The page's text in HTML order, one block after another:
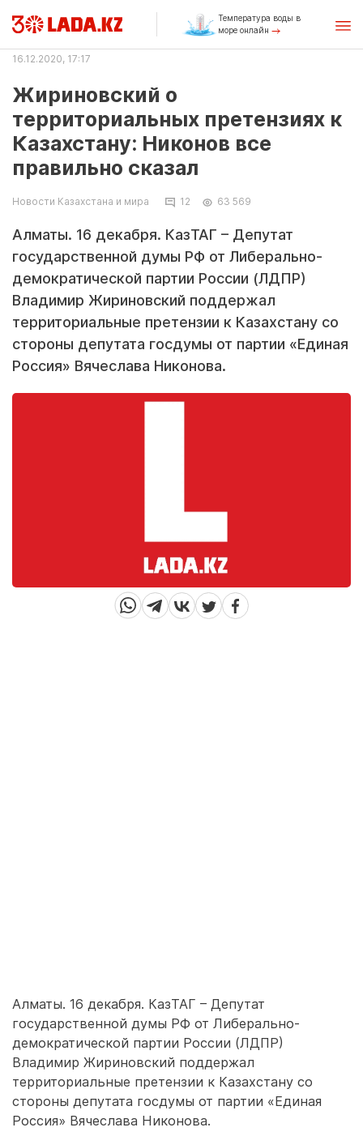
Температура воды в
море онлайн
16.12.2020, 17:17
Жириновский о
территориальных претензиях к
Казахстану: Никонов все
правильно сказал
Новости Казахстана и мира 12 63 569
Алматы. 16 декабря. КазТАГ – Депутат
государственной думы РФ от Либерально-
демократической партии России (ЛДПР)
Владимир Жириновский поддержал
территориальные претензии к Казахстану со
стороны депутата госдумы от партии «Единая
Россия» Вячеслава Никонова.
Алматы. 16 декабря. КазТАГ – Депутат
государственной думы РФ от Либерально-
демократической партии России (ЛДПР)
Владимир Жириновский поддержал
территориальные претензии к Казахстану со
стороны депутата госдумы от партии «Единая
Россия» Вячеслава Никонова.